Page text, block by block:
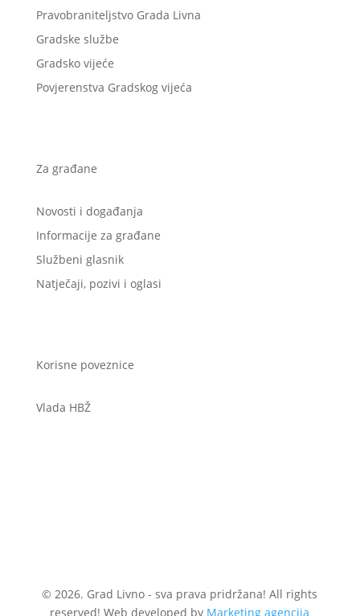
Pravobraniteljstvo Grada Livna
Gradske službe
Gradsko vijeće
Povjerenstva Gradskog vijeća
Za građane
Novosti i događanja
Informacije za građane
Službeni glasnik
Natječaji, pozivi i oglasi
Korisne poveznice
Vlada HBŽ
© 2026. Grad Livno - sva prava pridržana! All rights
reserved! Web developed by Marketing agencija